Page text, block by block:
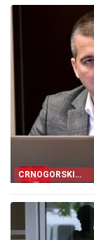
CRNOGORSKI
MARKETING